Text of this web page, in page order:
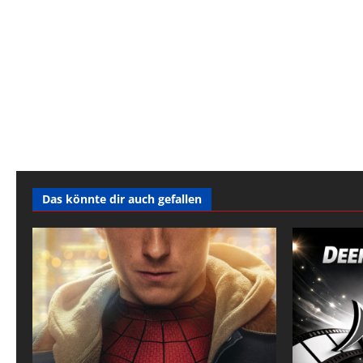
Das könnte dir auch gefallen